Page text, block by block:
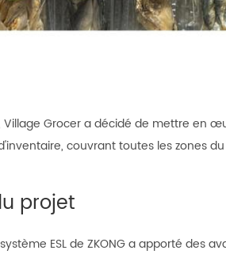
Grocer a décidé de mettre en
couvrant toutes les zones
projet
ESL de ZKONG a apporté des